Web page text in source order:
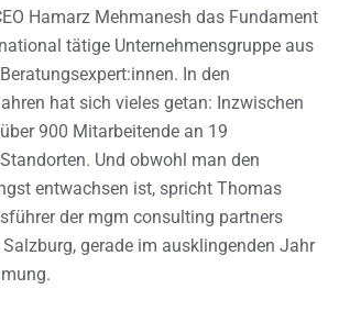
Hamarz Mehmanesh das Fundament
tätige Unternehmensgruppe aus
In den
hat sich vieles getan: Inzwischen
900 Mitarbeitende an 19
Und obwohl man den
entwachsen ist, spricht Thomas
der mgm consulting partners
gerade im ausklingenden Jahr